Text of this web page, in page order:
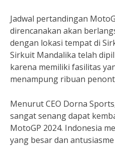
Jadwal pertandingan
direncanakan akan
dengan lokasi tempat di
Sirkuit Mandalika telah
karena memiliki fasilitas
menampung ribuan
Menurut CEO Dorna
sangat senang dapat
MotoGP 2024. Indonesia
yang besar dan